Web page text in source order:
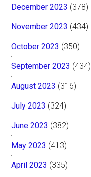
December 2023 (378)
November 2023 (434)
October 2023 (350)
September 2023 (434)
August 2023 (316)
July 2023 (324)
June 2023 (382)
May 2023 (413)
April 2023 (335)